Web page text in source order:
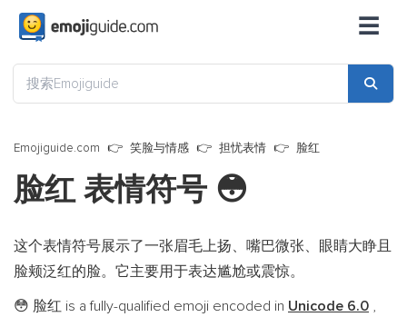
☰
Emojiguide.com 笑脸与情感 担忧表情 脸红
脸红 表情符号 😳
这个表情符号展示了一张眉毛上扬、嘴巴微张、眼睛大睁且
脸颊泛红的脸。它主要用于表达尴尬或震惊。
😳 脸红 is a fully-qualified emoji encoded in Unicode 6.0 ,